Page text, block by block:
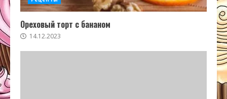
Ореховый торт с бананом
14.12.2023